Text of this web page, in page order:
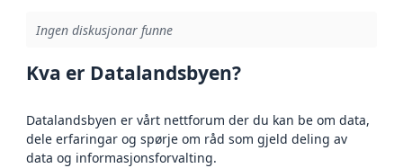
Ingen diskusjonar funne
Kva er Datalandsbyen?
Datalandsbyen er vårt nettforum der du kan be om data,
dele erfaringar og spørje om råd som gjeld deling av
data og informasjonsforvalting.